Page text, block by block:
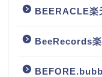
BEERACLE楽
BeeRecords